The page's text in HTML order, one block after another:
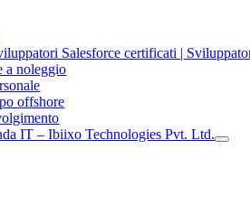
Salesforce certificati |
a noleggio
offshore
IT – Ibiixo Technologies Pvt. Ltd.